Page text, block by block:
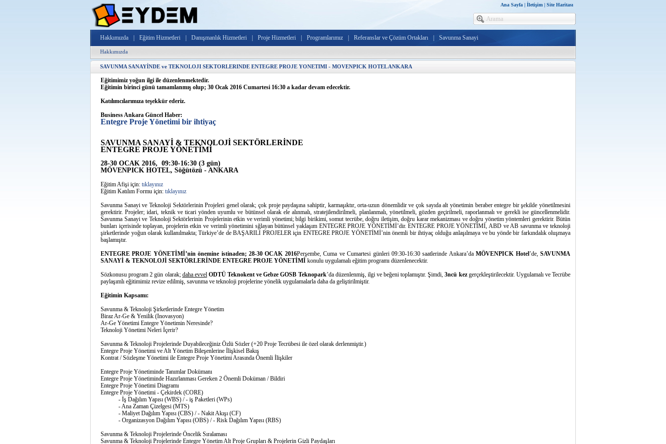
Ana Sayfa | İletişim | Site Haritası
Hakkımızda Eğitim Hizmetleri Danışmanlık Hizmetleri Proje Hizmetleri Programlarımız Referanslar ve Çözüm Ortakları Savunma Sanayi
Hakkımızda
SAVUNMA SANAYİNDE ve TEKNOLOJI SEKTORLERINDE ENTEGRE PROJE YONETIMI - MOVENPICK HOTEL ANKARA
Eğitimimiz yoğun ilgi ile düzenlenmektedir.
Eğitimin birinci günü tamamlanmış olup; 30 Ocak 2016 Cumartesi 16:30 a kadar devam edecektir.
Katılımcılarımıza teşekkür ederiz.
Business Ankara Güncel Haber:
Entegre Proje Yönetimi bir ihtiyaç
SAVUNMA SANAYİ & TEKNOLOJİ SEKTÖRLERİNDE
ENTEGRE PROJE YÖNETİMİ
28-30 OCAK 2016, 09:30-16:30 (3 gün)
MÖVENPICK HOTEL, Söğütözü - ANKARA
Eğitim Afişi için: tıklayınız
Eğitim Katılım Formu için: tıklayınız
Savunma Sanayi ve Teknoloji Sektörlerinin Projeleri genel olarak; çok proje paydaşına sahiptir, karmaşıktır, orta-uzun dönemlidir ve çok sayıda alt yönetimin beraber entegre bir şekilde yönetilmesini
gerektirir. Projeler; idari, teknik ve ticari yönden uyumlu ve bütünsel olarak ele alınmalı, stratejilendirilmeli, planlanmalı, yönetilmeli, gözden geçirilmeli, raporlanmalı ve gerekli ise güncellenmelidir.
Savunma Sanayi ve Teknoloji Sektörlerinin Projelerinin etkin ve verimli yönetimi; bilgi birikimi, somut tecrübe, doğru iletişim, doğru karar mekanizması ve doğru yönetim yöntemleri gerektirir. Bütün
bunları içerisinde toplayan, projelerin etkin ve verimli yönetimini sğlayan bütünsel yaklaşım ENTEGRE PROJE YÖNETİMİ’dir. ENTEGRE PROJE YÖNETİMİ, ABD ve AB savunma ve teknoloji
şirketlerinde yoğun olarak kullanılmakta; Türkiye’de de BAŞARILI PROJELER için ENTEGRE PROJE YÖNETİMİ’nin önemli bir ihtiyaç olduğu anlaşılmaya ve bu yönde bir farkındalık oluşmaya
başlamıştır.
ENTEGRE PROJE YÖNETİMİ’nin önemine istinaden; 28-30 OCAK 2016Perşembe, Cuma ve Cumartesi günleri 09:30-16:30 saatlerinde Ankara’daMÖVENPICK Hotel’de,SAVUNMA
SANAYİ & TEKNOLOJİ SEKTÖRLERİNDE ENTEGRE PROJE YÖNETİMİ konulu uygulamalı eğitim programı düzenlenecektir.
Sözkonusu program 2 gün olarak; daha evvel ODTÜ Teknokent ve Gebze GOSB Teknopark’da düzenlenmiş, ilgi ve beğeni toplamıştır. Şimdi,3ncü kezgerçekleştirilecektir. Uygulamalı ve Tecrübe
paylaşımlı eğitimimiz revize edilmiş, savunma ve teknoloji projelerine yönelik uygulamalarla daha da geliştirilmiştir.
Eğitimin Kapsamı:
Savunma & Teknoloji Şirketlerinde Entegre Yönetim
Biraz Ar-Ge & Yenilik (Inovasyon)
Ar-Ge Yönetimi Entegre Yönetimin Neresinde?
Teknoloji Yönetimi Neleri İçerir?
Savunma & Teknoloji Projelerinde Duyabileceğiniz Özlü Sözler (+20 Proje Tecrübesi ile özel olarak derlenmiştir.)
Entegre Proje Yönetimi ve Alt Yönetim Bileşenlerine İlişkisel Bakış
Kontrat / Sözleşme Yönetimi ile Entegre Proje Yönetimi Arasında Önemli İlişkiler
Entegre Proje Yönetiminde Tanımlar Dokümanı
Entegre Proje Yönetiminde Hazırlanması Gereken 2 Önemli Doküman / Bildiri
Entegre Proje Yönetimi Diagramı
Entegre Proje Yönetimi - Çekirdek (CORE)
- İş Dağılım Yapısı (WBS) / - iş Paketleri (WPs)
- Ana Zaman Çizelgesi (MTS)
- Maliyet Dağılım Yapısı (CBS) / - Nakit Akışı (CF)
- Organizasyon Dağılım Yapısı (OBS) / - Risk Dağılım Yapısı (RBS)
Savunma & Teknoloji Projelerinde Öncelik Sıralaması
Savunma & Teknoloji Projelerinde Entegre Yönetim Alt Proje Grupları & Projelerin Gizli Paydaşları